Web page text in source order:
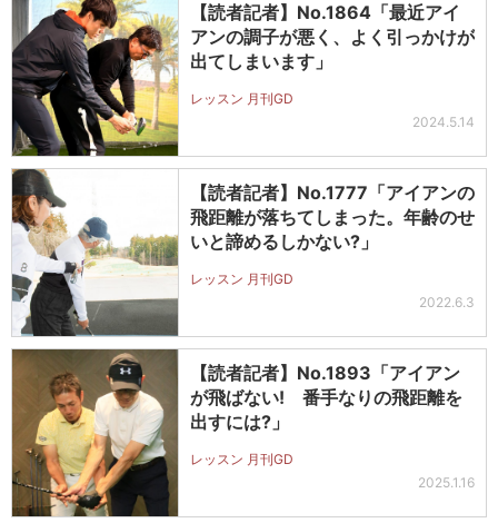
【読者記者】No.1864「最近アイ
アンの調子が悪く、よく引っかけが
出てしまいます」
レッスン 月刊GD
2024.5.14
【読者記者】No.1777「アイアンの
飛距離が落ちてしまった。年齢のせ
いと諦めるしかない?」
レッスン 月刊GD
2022.6.3
【読者記者】No.1893「アイアン
が飛ばない! 番手なりの飛距離を
出すには?」
レッスン 月刊GD
2025.1.16